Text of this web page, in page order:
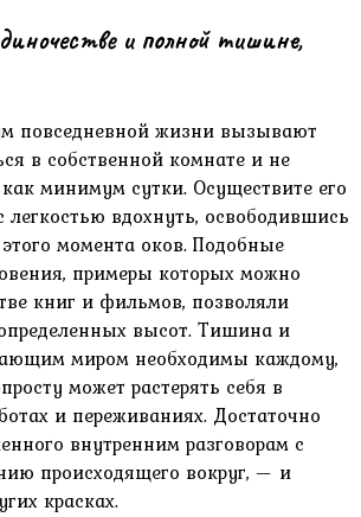
и полной тишине,
повседневной жизни вызывают
в собственной комнате и не
минимум сутки. Осуществите его
вдохнуть, освободившись
момента оков. Подобные
примеры которых можно
книг и фильмов, позволяли
высот. Тишина и
миром необходимы каждому,
может растерять себя в
и переживаниях. Достаточно
внутренним разговорам с
происходящего вокруг, — и
красках.